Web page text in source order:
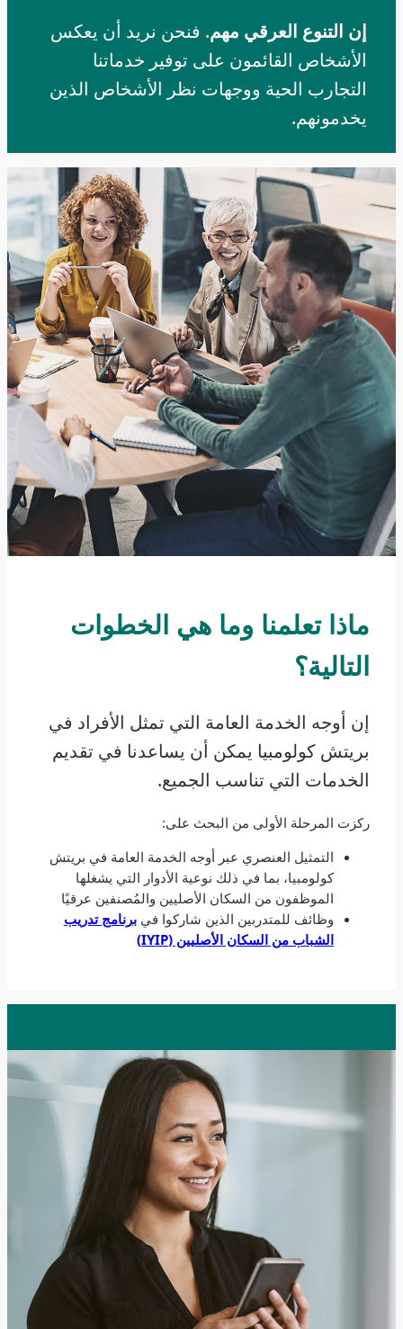
إن التنوع العرقي مهم. فنحن نريد أن يعكس
الأشخاص القائمون على توفير خدماتنا
التجارب الحية ووجهات نظر الأشخاص الذين
يخدمونهم.
ماذا تعلمنا وما هي الخطوات
التالية؟
إن أوجه الخدمة العامة التي تمثل الأفراد في
بريتش كولومبيا يمكن أن يساعدنا في تقديم
الخدمات التي تناسب الجميع.
ركزت المرحلة الأولى من البحث على:
التمثيل العنصري عبر أوجه الخدمة العامة في بريتش
كولومبيا، بما في ذلك نوعية الأدوار التي يشغلها
الموظفون من السكان الأصليين والمُصنفين عرقيًا
وظائف للمتدربين الذين شاركوا فيبرنامج تدريب
الشباب من السكان الأصليين (IYIP)